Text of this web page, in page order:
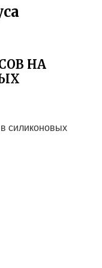
НА
силиконовых